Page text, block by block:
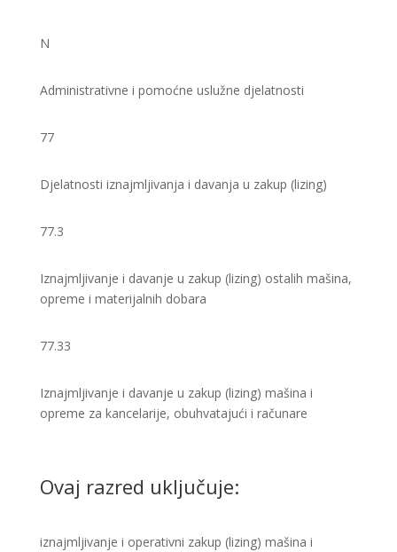
N
Administrativne i pomoćne uslužne djelatnosti
77
Djelatnosti iznajmljivanja i davanja u zakup (lizing)
77.3
Iznajmljivanje i davanje u zakup (lizing) ostalih mašina,
opreme i materijalnih dobara
77.33
Iznajmljivanje i davanje u zakup (lizing) mašina i
opreme za kancelarije, obuhvatajući i računare ​
Ovaj razred uključuje:
iznajmljivanje i operativni zakup (lizing) mašina i